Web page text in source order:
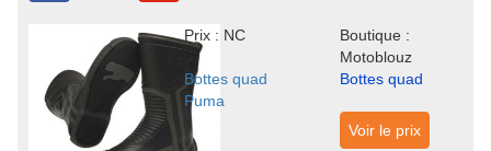
Prix : NC
Boutique :
Motoblouz
Bottes quad
Puma
Bottes quad
Voir le prix